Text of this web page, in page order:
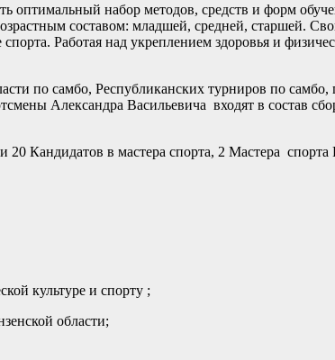
оптимальный набор методов, средств и форм
составом: младшей, средней, старшей.
Работая над укреплением здоровья и
по самбо, Республиканских турниров по
Александра Васильевича входят в состав
Кандидатов в мастера спорта, 2 Мастера спорта
района;
культуре и спорту ;
области;
;